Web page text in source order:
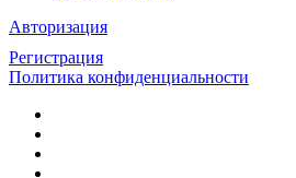
Авторизация
Регистрация
Политика конфиденциальности